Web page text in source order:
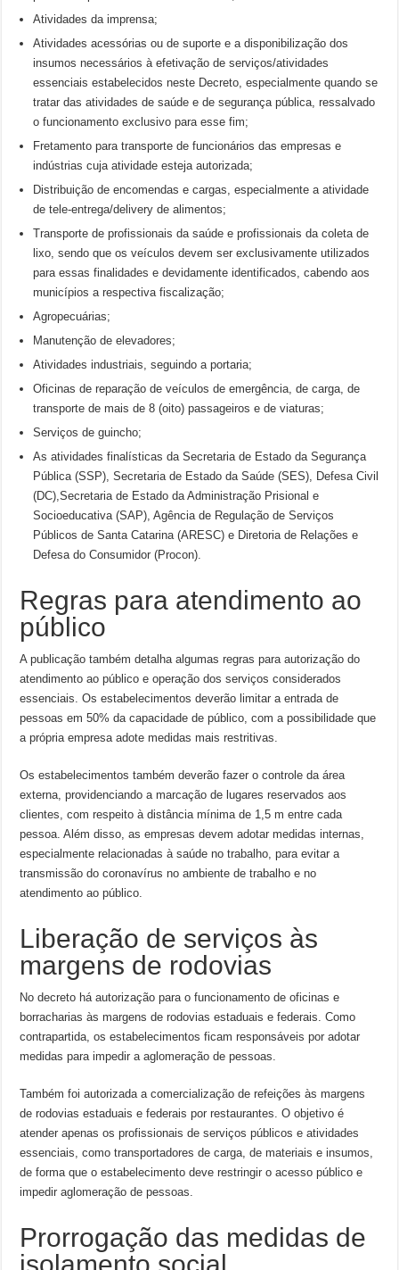
Atividades da imprensa;
Atividades acessórias ou de suporte e a disponibilização dos
insumos necessários à efetivação de serviços/atividades
essenciais estabelecidos neste Decreto, especialmente quando se
tratar das atividades de saúde e de segurança pública, ressalvado
o funcionamento exclusivo para esse fim;
Fretamento para transporte de funcionários das empresas e
indústrias cuja atividade esteja autorizada;
Distribuição de encomendas e cargas, especialmente a atividade
de tele-entrega/delivery de alimentos;
Transporte de profissionais da saúde e profissionais da coleta de
lixo, sendo que os veículos devem ser exclusivamente utilizados
para essas finalidades e devidamente identificados, cabendo aos
municípios a respectiva fiscalização;
Agropecuárias;
Manutenção de elevadores;
Atividades industriais, seguindo a portaria;
Oficinas de reparação de veículos de emergência, de carga, de
transporte de mais de 8 (oito) passageiros e de viaturas;
Serviços de guincho;
As atividades finalísticas da Secretaria de Estado da Segurança
Pública (SSP), Secretaria de Estado da Saúde (SES), Defesa Civil
(DC),Secretaria de Estado da Administração Prisional e
Socioeducativa (SAP), Agência de Regulação de Serviços
Públicos de Santa Catarina (ARESC) e Diretoria de Relações e
Defesa do Consumidor (Procon).
Regras para atendimento ao
público
A publicação também detalha algumas regras para autorização do
atendimento ao público e operação dos serviços considerados
essenciais. Os estabelecimentos deverão limitar a entrada de
pessoas em 50% da capacidade de público, com a possibilidade que
a própria empresa adote medidas mais restritivas.
Os estabelecimentos também deverão fazer o controle da área
externa, providenciando a marcação de lugares reservados aos
clientes, com respeito à distância mínima de 1,5 m entre cada
pessoa. Além disso, as empresas devem adotar medidas internas,
especialmente relacionadas à saúde no trabalho, para evitar a
transmissão do coronavírus no ambiente de trabalho e no
atendimento ao público.
Liberação de serviços às
margens de rodovias
No decreto há autorização para o funcionamento de oficinas e
borracharias às margens de rodovias estaduais e federais. Como
contrapartida, os estabelecimentos ficam responsáveis por adotar
medidas para impedir a aglomeração de pessoas.
Também foi autorizada a comercialização de refeições às margens
de rodovias estaduais e federais por restaurantes. O objetivo é
atender apenas os profissionais de serviços públicos e atividades
essenciais, como transportadores de carga, de materiais e insumos,
de forma que o estabelecimento deve restringir o acesso público e
impedir aglomeração de pessoas.
Prorrogação das medidas de